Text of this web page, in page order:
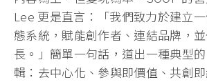
Lee 更是直言：「我們致力於建立
態系統，賦能創作者、連結品牌，
長。」簡單一句話，道出一種典型
輯：去中心化、參與即價值、共創即